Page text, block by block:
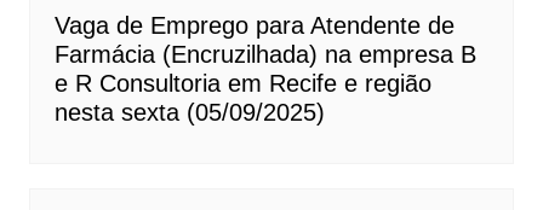
Vaga de Emprego para Atendente de
Farmácia (Encruzilhada) na empresa B
e R Consultoria em Recife e região
nesta sexta (05/09/2025)